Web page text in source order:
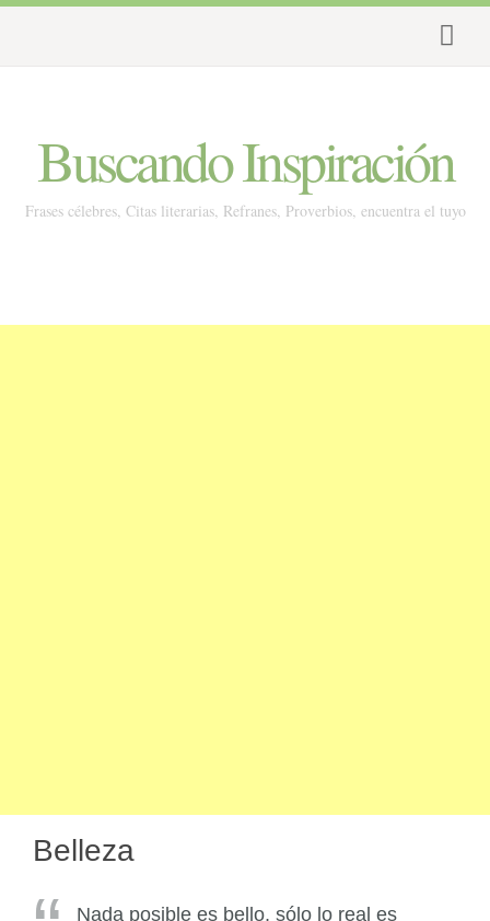
Buscando Inspiración
Frases célebres, Citas literarias, Refranes, Proverbios, encuentra el tuyo
Belleza
Nada posible es bello, sólo lo real es